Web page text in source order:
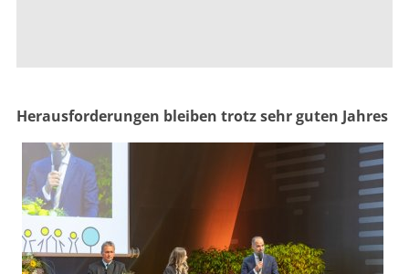
Herausforderungen bleiben trotz sehr guten Jahres